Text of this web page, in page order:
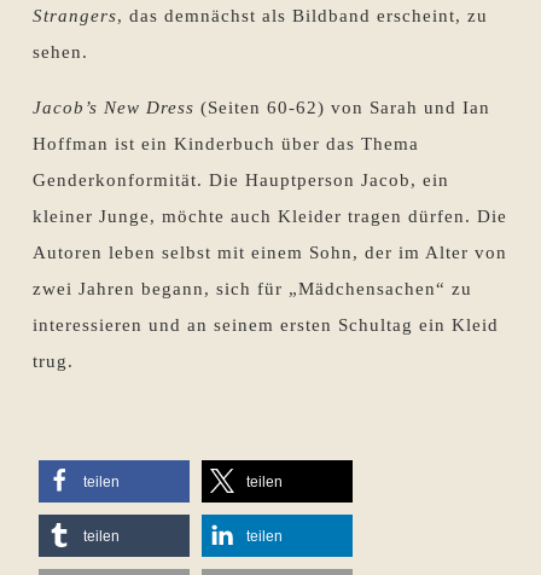
Strangers, das demnächst als Bildband erscheint, zu
sehen.
Jacob’s New Dress (Seiten 60-62) von Sarah und Ian
Hoffman ist ein Kinderbuch über das Thema
Genderkonformität. Die Hauptperson Jacob, ein
kleiner Junge, möchte auch Kleider tragen dürfen. Die
Autoren leben selbst mit einem Sohn, der im Alter von
zwei Jahren begann, sich für „Mädchensachen“ zu
interessieren und an seinem ersten Schultag ein Kleid
trug.
teilen teilen
teilen teilen